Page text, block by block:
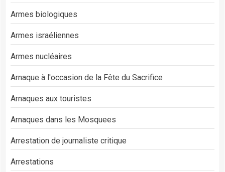
Armes biologiques
Armes israéliennes
Armes nucléaires
Arnaque à l'occasion de la Fête du Sacrifice
Arnaques aux touristes
Arnaques dans les Mosquees
Arrestation de journaliste critique
Arrestations